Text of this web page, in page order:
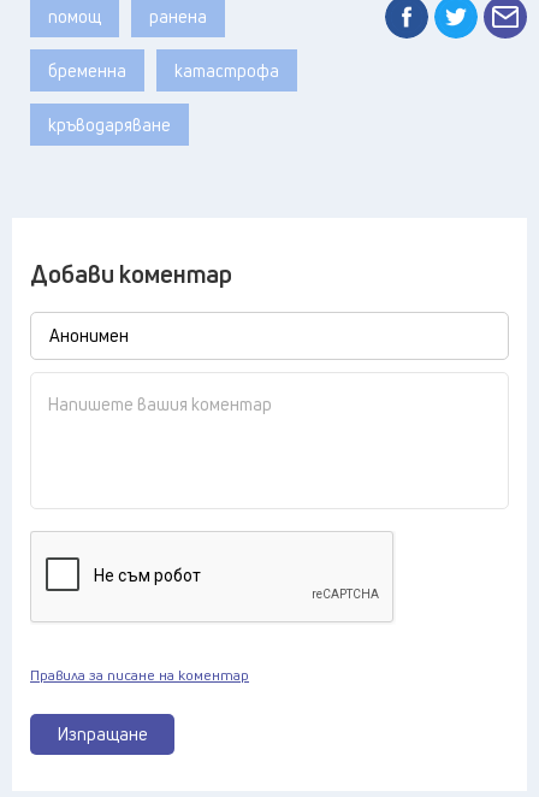
помощ ранена
бременна катастрофа
кръводаряване
Добави коментар
Изпращане
Правила за писане на коментар